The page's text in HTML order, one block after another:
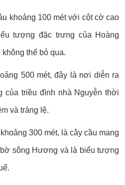
khoảng 100 mét với cột cờ cao
tượng đặc trưng của Hoàng
thể bỏ qua.
500 mét, đây là nơi diễn ra
của triều đình nhà Nguyễn thời
và tráng lệ.
300 mét, là cây cầu mang
sông Hương và là biểu tượng